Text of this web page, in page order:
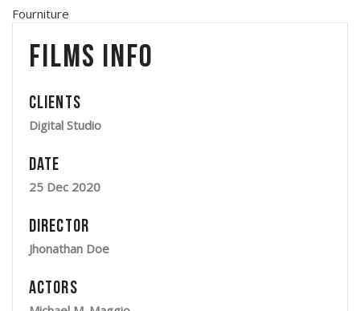
Fourniture
Films Info
Clients
Digital Studio
Date
25 Dec 2020
Director
Jhonathan Doe
Actors